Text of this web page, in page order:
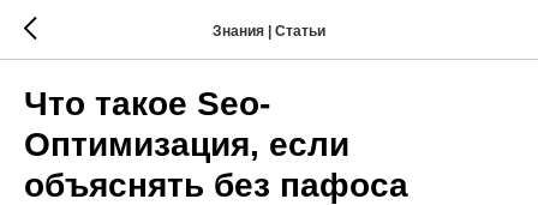
Знания | Статьи
Что такое Seo-
Оптимизация, если
объяснять без пафоса